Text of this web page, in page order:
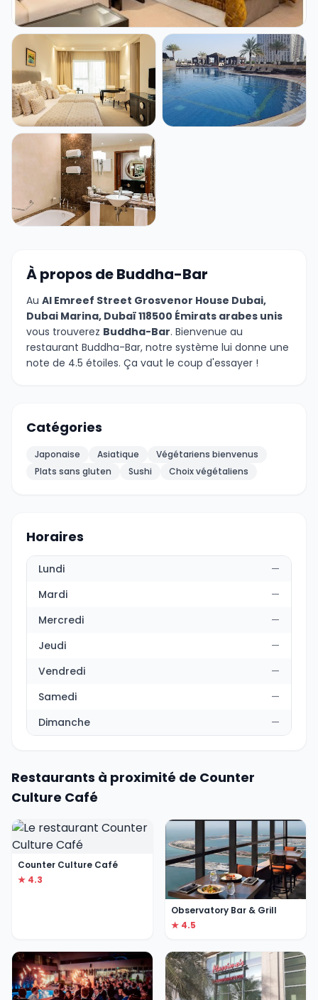
À propos de Buddha-Bar
Au Al Emreef Street Grosvenor House Dubai,
Dubai Marina, Dubaï 118500 Émirats arabes unis
vous trouverez Buddha-Bar. Bienvenue au
restaurant Buddha-Bar, notre système lui donne une
note de 4.5 étoiles. Ça vaut le coup d'essayer !
Catégories
Japonaise Asiatique
Végétariens bienvenus
Plats sans gluten
Sushi Choix végétaliens
Horaires
Lundi
—
Mardi
—
Mercredi
—
Jeudi
—
Vendredi
—
Samedi
—
Dimanche
—
Restaurants à proximité de Counter
Culture Café
Counter Culture Café
★ 4.3
Observatory Bar & Grill
★ 4.5